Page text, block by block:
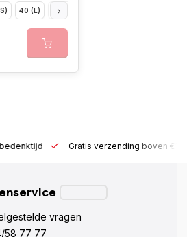
40 (L) 34 (XS)
Gratis verzending boven
vragen
58 77 77